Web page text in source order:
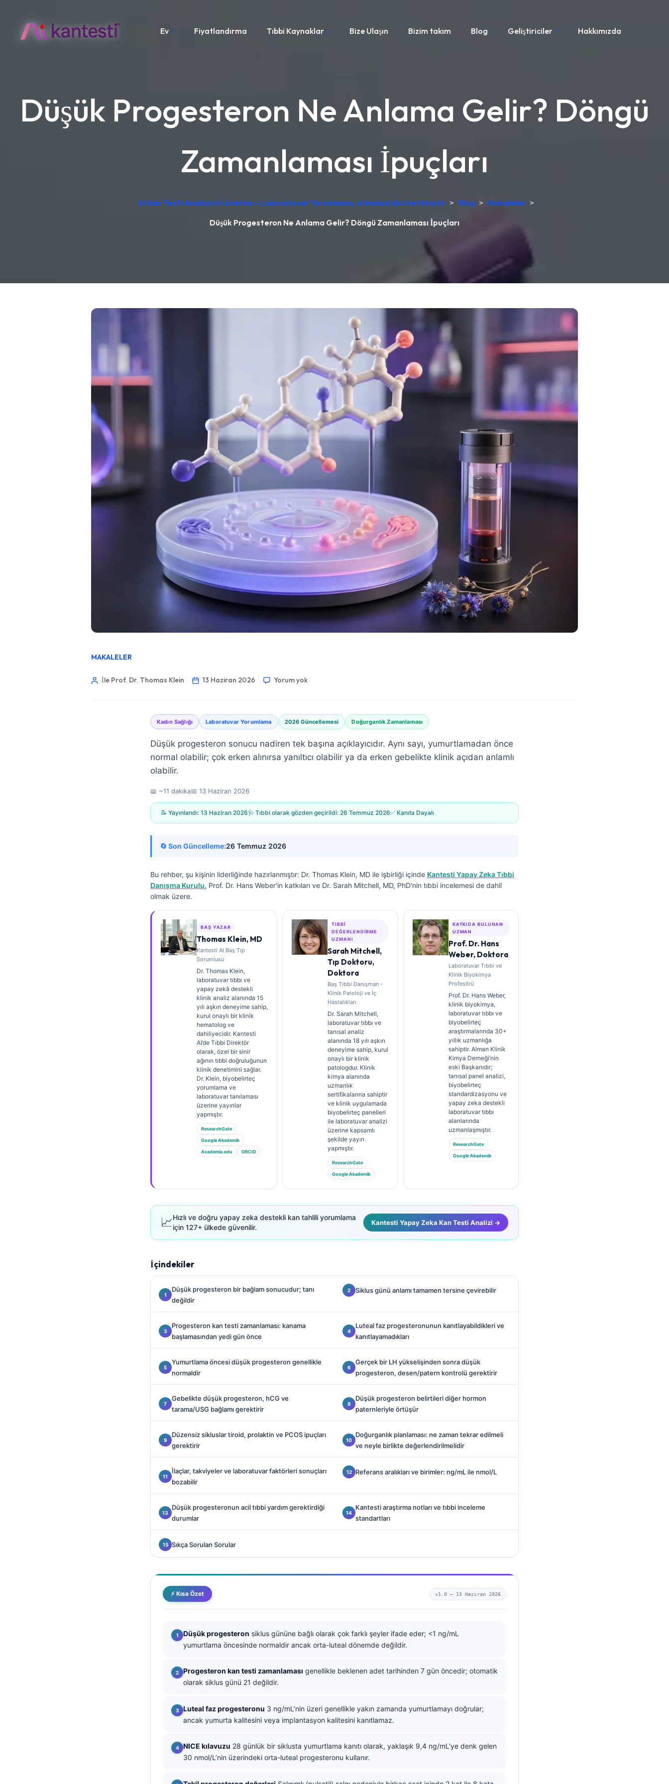
Ev Fiyatlandırma Tıbbi Kaynaklar Bize Ulaşın Bizim takım Blog Geliştiriciler Hakkımızda
Düşük Progesteron Ne Anlama Gelir? Döngü
Zamanlaması İpuçları
AI Kan Testi Analizörü Ücretsiz – Laboratuvar Yorumlama, Almanya'da Üretilmiştir > Blog > Makaleler >
Düşük Progesteron Ne Anlama Gelir? Döngü Zamanlaması İpuçları
MAKALELER
İle Prof. Dr. Thomas Klein 13 Haziran 2026 Yorum yok
Kadın Sağlığı Laboratuvar Yorumlama 2026 Güncellemesi Doğurganlık Zamanlaması
Düşük progesteron sonucu nadiren tek başına açıklayıcıdır. Aynı sayı, yumurtlamadan önce
normal olabilir; çok erken alınırsa yanıltıcı olabilir ya da erken gebelikte klinik açıdan anlamlı
olabilir.
📖 ~11 dakika📅 13 Haziran 2026
📝 Yayınlandı: 13 Haziran 2026🩺 Tıbbi olarak gözden geçirildi: 26 Temmuz 2026✅ Kanıta Dayalı
🔄 Son Güncelleme:26 Temmuz 2026
Bu rehber, şu kişinin liderliğinde hazırlanmıştır: Dr. Thomas Klein, MD ile işbirliği içinde Kantesti Yapay Zeka Tıbbi
Danışma Kurulu, Prof. Dr. Hans Weber'in katkıları ve Dr. Sarah Mitchell, MD, PhD'nin tıbbi incelemesi de dahil
olmak üzere.
BAŞ YAZAR
Thomas Klein, MD
Kantesti AI Baş Tıp
Sorumlusu
Dr. Thomas Klein,
laboratuvar tıbbı ve
yapay zekâ destekli
klinik analiz alanında 15
yılı aşkın deneyime sahip,
kurul onaylı bir klinik
hematolog ve
dahiliyecidir. Kantesti
AI’de Tıbbi Direktör
olarak, özel bir sinir
ağının tıbbi doğruluğunun
klinik denetimini sağlar.
Dr. Klein, biyobelirteç
yorumlama ve
laboratuvar tanılaması
üzerine yayınlar
yapmıştır.
ResearchGate
Google Akademik
Academia.edu ORCID
TIBBI
DEĞERLENDIRME
UZMANI
Sarah Mitchell,
Tıp Doktoru,
Doktora
Baş Tıbbi Danışman -
Klinik Patoloji ve İç
Hastalıkları
Dr. Sarah Mitchell,
laboratuvar tıbbı ve
tanısal analiz
alanında 18 yılı aşkın
deneyime sahip, kurul
onaylı bir klinik
patologdur. Klinik
kimya alanında
uzmanlık
sertifikalarına sahiptir
ve klinik uygulamada
biyobelirteç panelleri
ile laboratuvar analizi
üzerine kapsamlı
şekilde yayın
yapmıştır.
ResearchGate
Google Akademik
KATKIDA BULUNAN
UZMAN
Prof. Dr. Hans
Weber, Doktora
Laboratuvar Tıbbi ve
Klinik Biyokimya
Profesörü
Prof. Dr. Hans Weber,
klinik biyokimya,
laboratuvar tıbbı ve
biyobelirteç
araştırmalarında 30+
yıllık uzmanlığa
sahiptir. Alman Klinik
Kimya Derneği’nin
eski Başkanıdır;
tanısal panel analizi,
biyobelirteç
standardizasyonu ve
yapay zeka destekli
laboratuvar tıbbı
alanlarında
uzmanlaşmıştır.
ResearchGate
Google Akademik
📈Hızlı ve doğru yapay zeka destekli kan tahlili yorumlama
için 127+ ülkede güvenilir.
Kantesti Yapay Zeka Kan Testi Analizi →
İçindekiler
Düşük progesteron bir bağlam sonucudur; tanı
değildir
Siklus günü anlamı tamamen tersine çevirebilir
Progesteron kan testi zamanlaması: kanama
başlamasından yedi gün önce
Luteal faz progesteronunun kanıtlayabildikleri ve
kanıtlayamadıkları
Yumurtlama öncesi düşük progesteron genellikle
normaldir
Gerçek bir LH yükselişinden sonra düşük
progesteron, desen/patern kontrolü gerektirir
Gebelikte düşük progesteron, hCG ve
tarama/USG bağlamı gerektirir
Düşük progesteron belirtileri diğer hormon
paternleriyle örtüşür
Düzensiz sikluslar tiroid, prolaktin ve PCOS ipuçları
gerektirir
Doğurganlık planlaması: ne zaman tekrar edilmeli
ve neyle birlikte değerlendirilmelidir
İlaçlar, takviyeler ve laboratuvar faktörleri sonuçları
bozabilir
Referans aralıkları ve birimler: ng/mL ile nmol/L
Düşük progesteronun acil tıbbi yardım gerektirdiği
durumlar
Kantesti araştırma notları ve tıbbi inceleme
standartları
Sıkça Sorulan Sorular
⚡ Kısa Özet v1.0 — 13 Haziran 2026
Düşük progesteron siklus gününe bağlı olarak çok farklı şeyler ifade eder; <1 ng/mL
yumurtlama öncesinde normaldir ancak orta-luteal dönemde değildir.
Progesteron kan testi zamanlaması genellikle beklenen adet tarihinden 7 gün öncedir; otomatik
olarak siklus günü 21 değildir.
Luteal faz progesteronu 3 ng/mL’nin üzeri genellikle yakın zamanda yumurtlamayı doğrular;
ancak yumurta kalitesini veya implantasyon kalitesini kanıtlamaz.
NICE kılavuzu 28 günlük bir siklusta yumurtlama kanıtı olarak, yaklaşık 9,4 ng/mL’ye denk gelen
30 nmol/L’nin üzerindeki orta-luteal progesteronu kullanır.